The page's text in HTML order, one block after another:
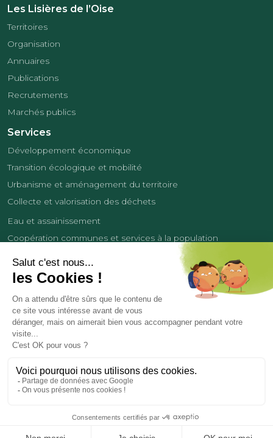
Les Lisières de l’Oise
Territoires
Organisation
Annuaires
Publications
Recrutements
Marchés publics
Services
Développement économique
Transition écologique et mobilité
Urbanisme et aménagement du territoire
Collecte et valorisation des déchets
Eau et assainissement
Coopération communes et services à la population
Développement économique
Contact Tourisme
Politique de confidentialité
Mentions légales
© COMMUNAUTÉ DE COMMUNES DES LISIÈRES DE L’OISE
Réalisation et hébergement par